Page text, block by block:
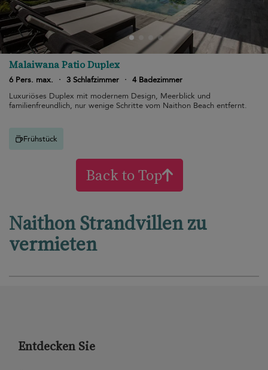
Malaiwana Patio Duplex
6 Pers. max. · 3 Schlafzimmer · 4 Badezimmer
Luxuriöses Duplex mit modernem Design, Meerblick und
familienfreundlich, nur wenige Schritte vom Naithon Beach entfernt.
Frühstück
Back to Top
Naithon Strandvillen zu
vermieten
Entdecken Sie